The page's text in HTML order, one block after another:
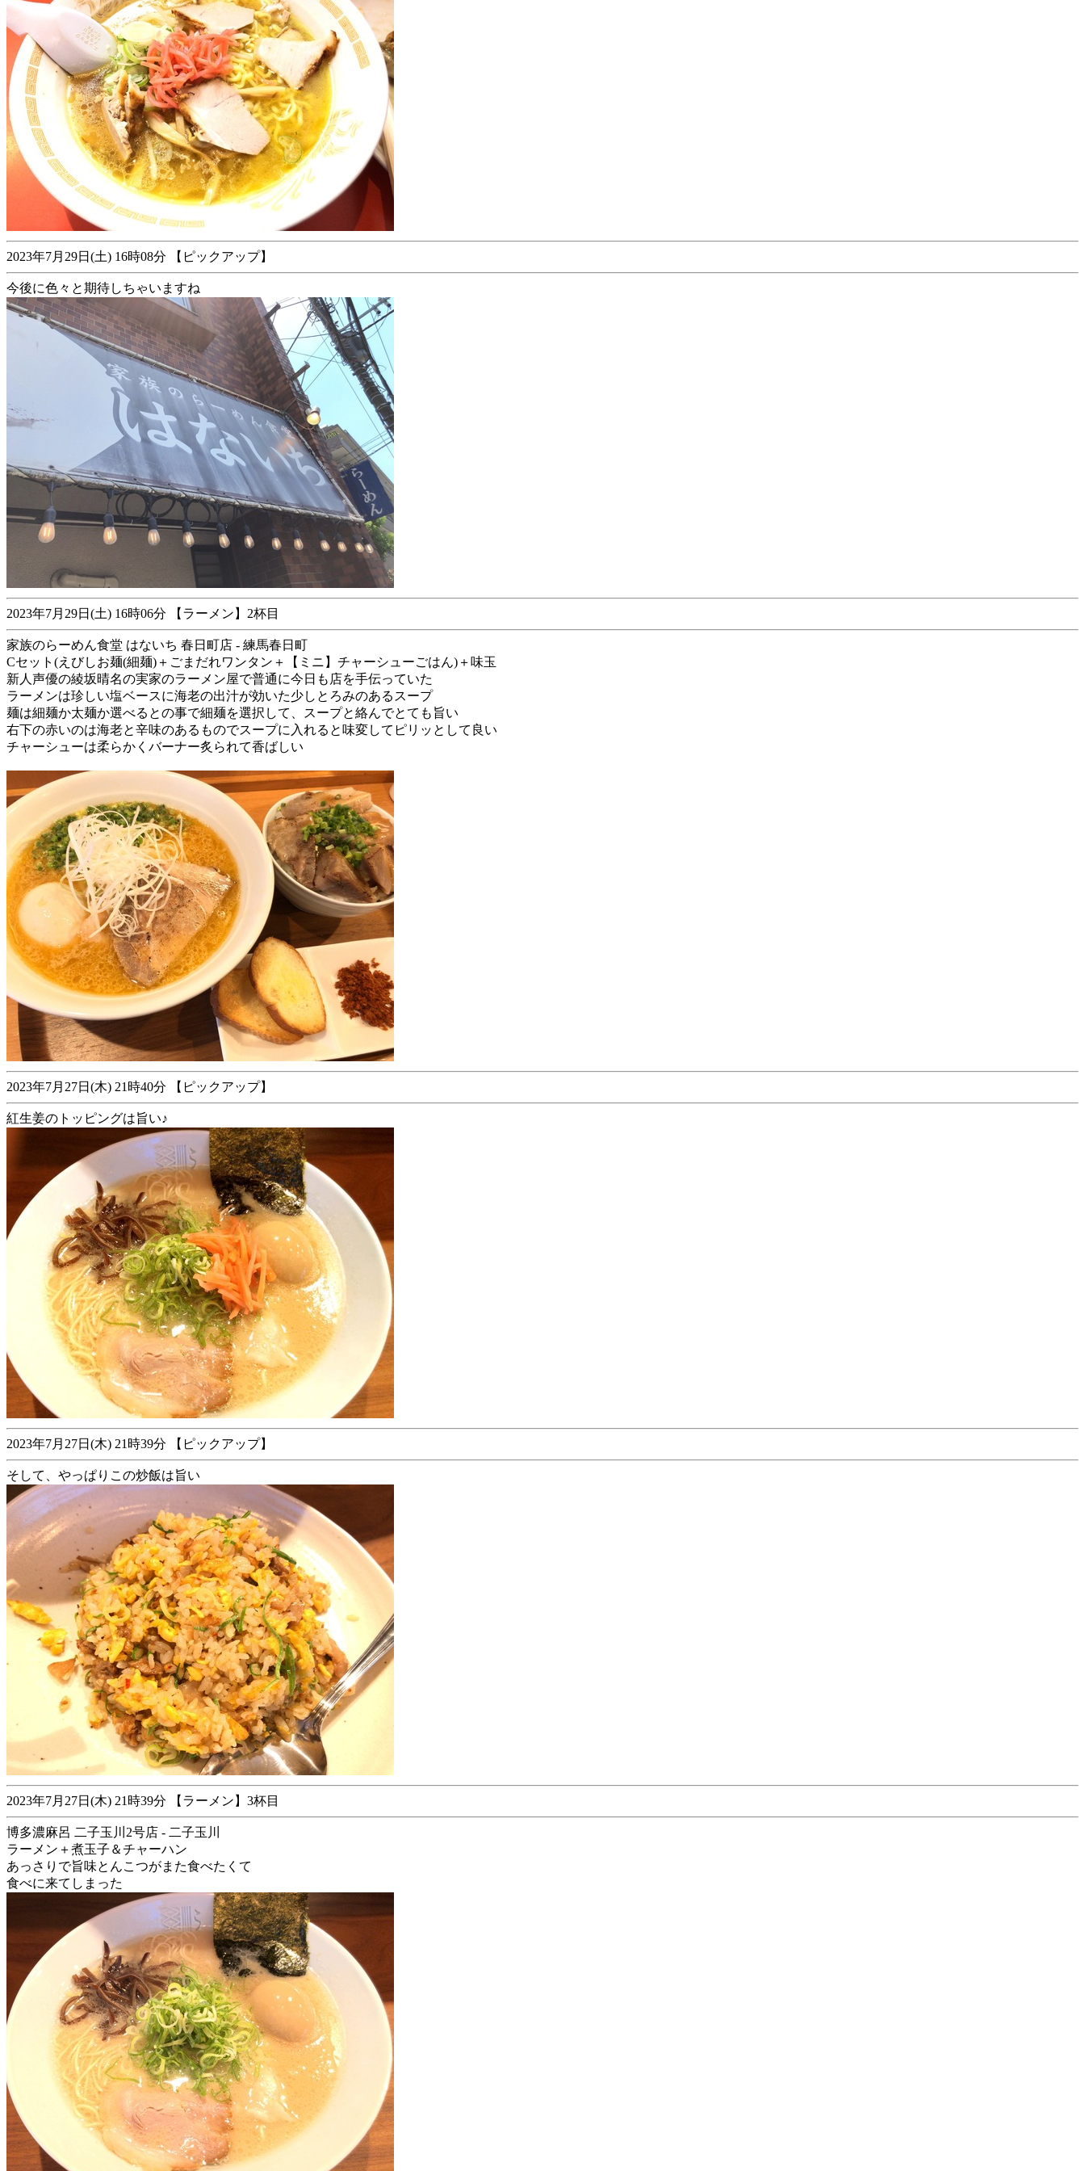
2023年7月29日(土) 16時08分 【ピックアップ】
今後に色々と期待しちゃいますね
2023年7月29日(土) 16時06分 【ラーメン】2杯目
家族のらーめん食堂 はないち 春日町店 - 練馬春日町
Cセット(えびしお麺(細麺)＋ごまだれワンタン＋【ミニ】チャーシューごはん)＋味玉
新人声優の綾坂晴名の実家のラーメン屋で普通に今日も店を手伝っていた
ラーメンは珍しい塩ベースに海老の出汁が効いた少しとろみのあるスープ
麺は細麺か太麺か選べるとの事で細麺を選択して、スープと絡んでとても旨い
右下の赤いのは海老と辛味のあるものでスープに入れると味変してピリッとして良い
チャーシューは柔らかくバーナー炙られて香ばしい
2023年7月27日(木) 21時40分 【ピックアップ】
紅生姜のトッピングは旨い♪
2023年7月27日(木) 21時39分 【ピックアップ】
そして、やっぱりこの炒飯は旨い
2023年7月27日(木) 21時39分 【ラーメン】3杯目
博多濃麻呂 二子玉川2号店 - 二子玉川
ラーメン＋煮玉子＆チャーハン
あっさりで旨味とんこつがまた食べたくて
食べに来てしまった